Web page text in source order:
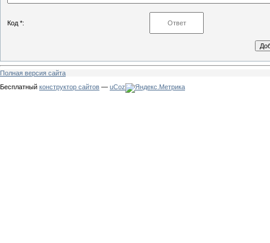
Код *:
Полная версия сайта
Бесплатный конструктор сайтов — uCoz